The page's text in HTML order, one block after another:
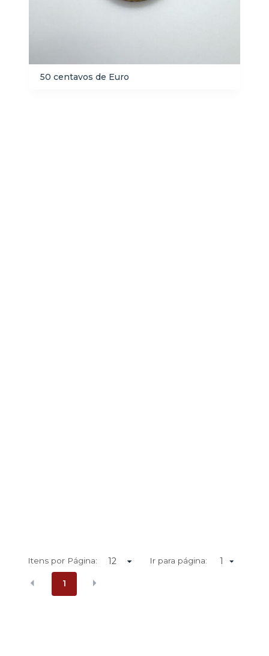
50 centavos de Euro
Itens por Página: Ir para página: 1
1